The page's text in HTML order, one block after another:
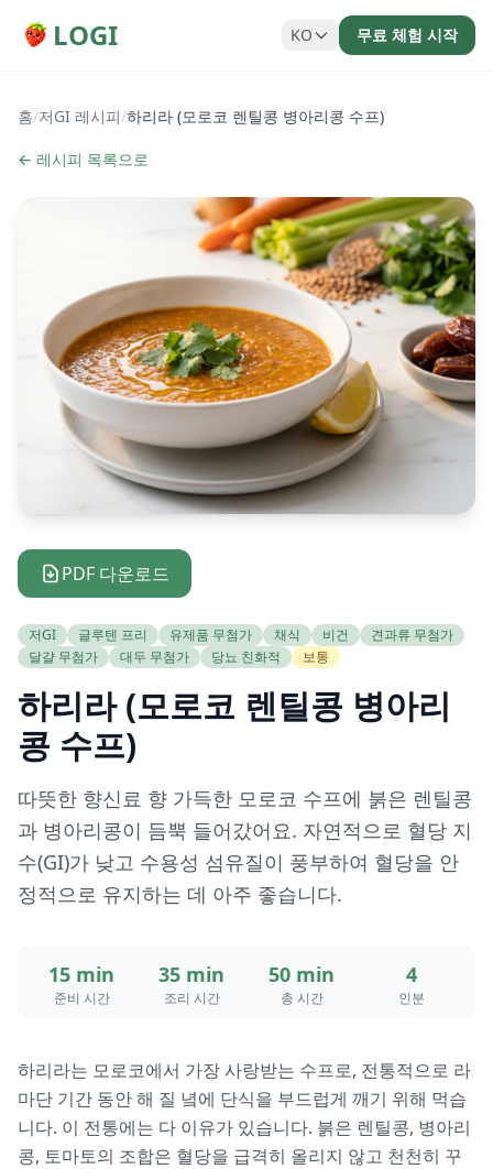
LOGI KO 무료 체험 시작
홈/저GI 레시피/하리라 (모로코 렌틸콩 병아리콩 수프)
← 레시피 목록으로
PDF 다운로드
저GI 글루텐 프리 유제품 무첨가 채식 비건
견과류 무첨가
달걀 무첨가
대두 무첨가 당뇨 친화적 보통
하리라 (모로코 렌틸콩 병아리
콩 수프)
따뜻한 향신료 향 가득한 모로코 수프에 붉은 렌틸콩
과 병아리콩이 듬뿍 들어갔어요. 자연적으로 혈당 지
수(GI)가 낮고 수용성 섬유질이 풍부하여 혈당을 안
정적으로 유지하는 데 아주 좋습니다.
15 min
준비 시간
35 min
조리 시간
50 min
총 시간
4
인분
하리라는 모로코에서 가장 사랑받는 수프로, 전통적으로 라
마단 기간 동안 해 질 녘에 단식을 부드럽게 깨기 위해 먹습
니다. 이 전통에는 다 이유가 있습니다. 붉은 렌틸콩, 병아리
콩, 토마토의 조합은 혈당을 급격히 올리지 않고 천천히 꾸